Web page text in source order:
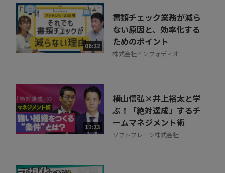
06:22
書類チェック業務が減ら
ない原因と、効率化する
ためのポイント
株式会社インフォディオ
11:23
横山信弘×井上裕太と学
ぶ！「絶対達成」するチ
ームマネジメント術
ソフトブレーン株式会社